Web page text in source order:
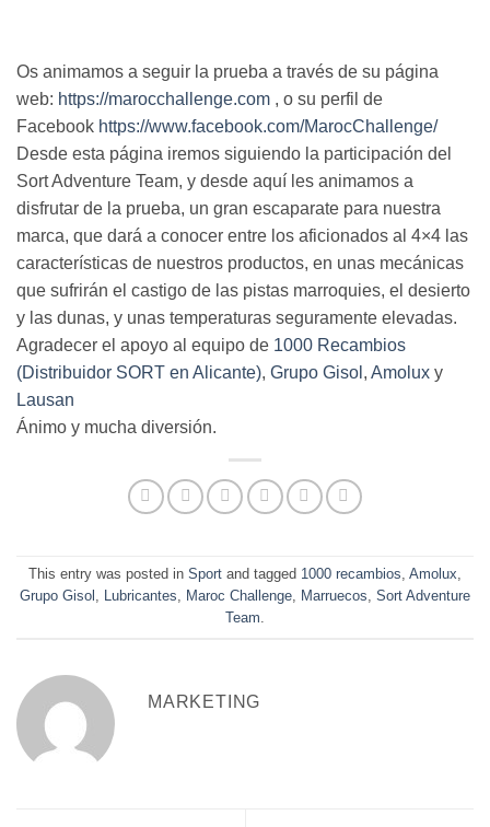
Os animamos a seguir la prueba a través de su página
web: https://marocchallenge.com , o su perfil de
Facebook https://www.facebook.com/MarocChallenge/
Desde esta página iremos siguiendo la participación del
Sort Adventure Team, y desde aquí les animamos a
disfrutar de la prueba, un gran escaparate para nuestra
marca, que dará a conocer entre los aficionados al 4×4 las
características de nuestros productos, en unas mecánicas
que sufrirán el castigo de las pistas marroquies, el desierto
y las dunas, y unas temperaturas seguramente elevadas.
Agradecer el apoyo al equipo de 1000 Recambios
(Distribuidor SORT en Alicante), Grupo Gisol , Amolux y
Lausan
Ánimo y mucha diversión.
This entry was posted in Sport and tagged 1000 recambios, Amolux,
Grupo Gisol , Lubricantes, Maroc Challenge, Marruecos, Sort Adventure
Team.
MARKETING